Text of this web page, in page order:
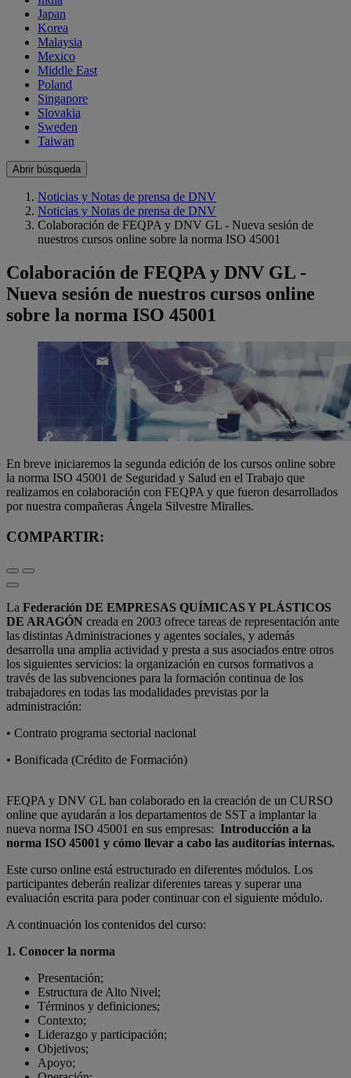
Japan
Korea
Malaysia
Mexico
Middle East
Poland
Singapore
Slovakia
Sweden
Taiwan
Abrir búsqueda
Noticias y Notas de prensa de DNV
Noticias y Notas de prensa de DNV
Colaboración de FEQPA y DNV GL - Nueva sesión de
nuestros cursos online sobre la norma ISO 45001
Colaboración de FEQPA y DNV GL -
Nueva sesión de nuestros cursos online
sobre la norma ISO 45001
En breve iniciaremos la segunda edición de los cursos online sobre
la norma ISO 45001 de Seguridad y Salud en el Trabajo que
realizamos en colaboración con FEQPA y que fueron desarrollados
por nuestra compañeras Ángela Silvestre Miralles.
COMPARTIR:
La Federación DE EMPRESAS QUÍMICAS Y PLÁSTICOS
DE ARAGÓN creada en 2003 ofrece tareas de representación ante
las distintas Administraciones y agentes sociales, y además
desarrolla una amplia actividad y presta a sus asociados entre otros
los siguientes servicios: la organización en cursos formativos a
través de las subvenciones para la formación continua de los
trabajadores en todas las modalidades previstas por la
administración:
• Contrato programa sectorial nacional
• Bonificada (Crédito de Formación)
FEQPA y DNV GL han colaborado en la creación de un CURSO
online que ayudarán a los departamentos de SST a implantar la
nueva norma ISO 45001 en sus empresas: Introducción a la
norma ISO 45001 y cómo llevar a cabo las auditorías internas.
Este curso online está estructurado en diferentes módulos. Los
participantes deberán realizar diferentes tareas y superar una
evaluación escrita para poder continuar con el siguiente módulo.
A continuación los contenidos del curso:
1. Conocer la norma
Presentación;
Estructura de Alto Nivel;
Términos y definiciones;
Contexto;
Liderazgo y participación;
Objetivos;
Apoyo;